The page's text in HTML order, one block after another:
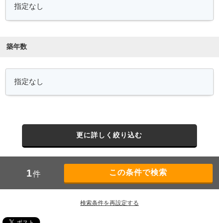
築年数
更に詳しく絞り込む
1件
検索条件を再設定する